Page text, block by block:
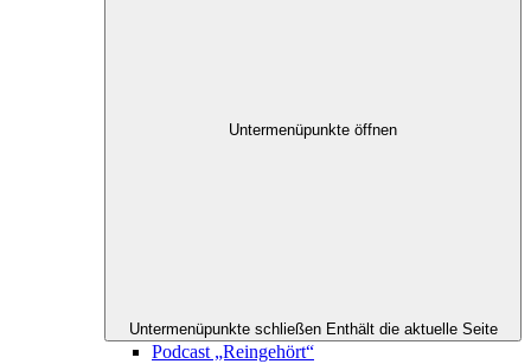
Untermenüpunkte öffnen
Untermenüpunkte schließen Enthält die aktuelle Seite
Podcast „Reingehört“